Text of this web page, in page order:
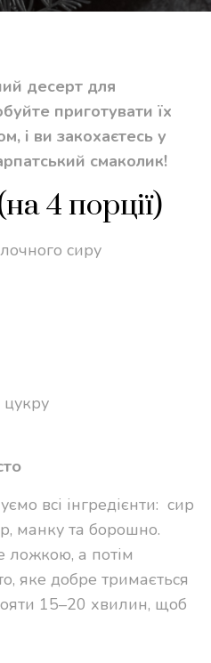
десерт для
приготувати їх
і ви закохаєтесь у
смаколик!
4 порції)
сиру
цукру
всі інгредієнти: сир
манку та борошно.
ложкою, а потім
яке добре тримається
15–20 хвилин, щоб